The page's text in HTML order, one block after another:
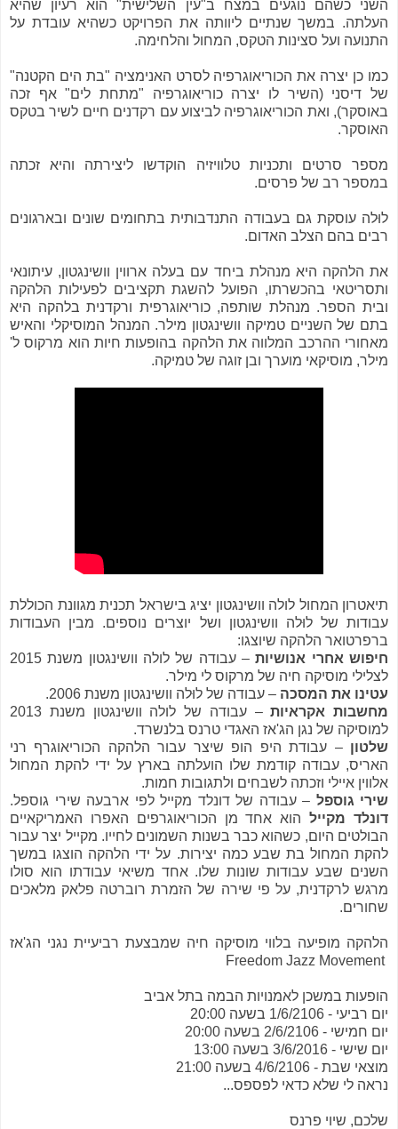
השני כשהם נוגעים במצח ב"עין השלישית" הוא רעיון שהיא
העלתה. במשך שנתיים ליוותה את הפרויקט כשהיא עובדת על
התנועה ועל סצינות הטקס, המחול והלחימה.
כמו כן יצרה את הכוריאוגרפיה לסרט האנימציה "בת הים הקטנה"
של דיסני (השיר לו יצרה כוריאוגרפיה "מתחת לים" אף זכה
באוסקר), ואת הכוריאוגרפיה לביצוע עם רקדנים חיים לשיר בטקס
האוסקר.
מספר סרטים ותכניות טלוויזיה הוקדשו ליצירתה והיא זכתה
במספר רב של פרסים.
לוּלה עוסקת גם בעבודה התנדבותית בתחומים שונים ובארגונים
רבים בהם הצלב האדום.
את הלהקה היא מנהלת ביחד עם בעלה ארווין וושינגטון, עיתונאי
ותסריטאי בהכשרתו, הפועל להשגת תקציבים לפעילות הלהקה
ובית הספר. מנהלת שותפה, כוריאוגרפית ורקדנית בלהקה היא
בתם של השניים טמיקה וושינגטון מילר. המנהל המוסיקלי והאיש
מאחורי ההרכב המלווה את הלהקה בהופעות חיות הוא מרקוס ל'
מילר, מוסיקאי מוערך ובן זוגה של טמיקה.
תיאטרון המחול לולה וושינגטון יציג בישראל תכנית מגוונת הכוללת
עבודות של לוּלה וושינגטון ושל יוצרים נוספים. מבין העבודות
ברפרטואר הלהקה שיוצגו:
חיפוש אחרי אנושיות
– עבודה של לולה וושינגטון משנת 2015
לצלילי מוסיקה חיה של מרקוס לי מילר.
עטינו את המסכה – עבודה של לוּלה וושינגטון משנת 2006.
מחשבות אקראיות
– עבודה של לולה וושינגטון משנת 2013
למוסיקה של נגן הג'אז האגדי טרנס בלנשרד.
שלטון – עבודת היפ הופ שיצר עבור הלהקה הכוריאוגרף רני
האריס, עבודה קודמת שלו הועלתה בארץ על ידי להקת המחול
אלווין איילי וזכתה לשבחים ולתגובות חמות.
שירי גוספל – עבודה של דונלד מקייל לפי ארבעה שירי גוספל.
דונלד מקיילהוא אחד מן הכוריאוגרפים האפרו האמריקאיים
הבולטים היום, כשהוא כבר בשנות השמונים לחייו. מקייל יצר עבור
להקת המחול בת שבע כמה יצירות. על ידי הלהקה הוצגו במשך
השנים שבע עבודות שונות שלו. אחד משיאי עבודתו הוא סולו
מרגש לרקדנית, על פי שירה של הזמרת רוברטה פלאק מלאכים
שחורים.
הלהקה מופיעה בלווי מוסיקה חיה שמבצעת רביעיית נגני הג'אז
Freedom Jazz Movement
הופעות במשכן לאמנויות הבמה בתל אביב
יום רביעי - 1/6/2106 בשעה 20:00
יום חמישי - 2/6/2106 בשעה 20:00
יום שישי - 3/6/2016 בשעה 13:00
מוצאי שבת - 4/6/2106 בשעה 21:00
נראה לי שלא כדאי לפספס...
שלכם, שיוי פרנס